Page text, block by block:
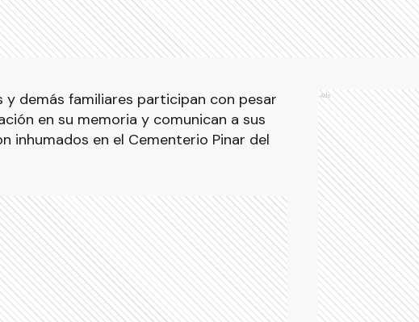
y demás familiares participan con pesar
en su memoria y comunican a sus
inhumados en el Cementerio Pinar del
Ads